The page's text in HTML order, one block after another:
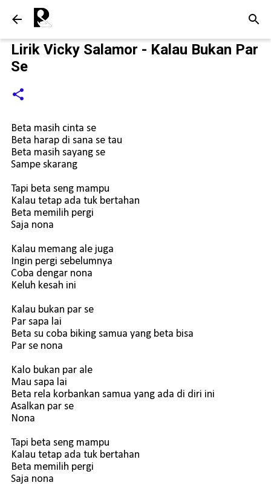
Lirik Vicky Salamor - Kalau Bukan Par
Se
Beta masih cinta se
Beta harap di sana se tau
Beta masih sayang se
Sampe skarang
Tapi beta seng mampu
Kalau tetap ada tuk bertahan
Beta memilih pergi
Saja nona
Kalau memang ale juga
Ingin pergi sebelumnya
Coba dengar nona
Keluh kesah ini
Kalau bukan par se
Par sapa lai
Beta su coba biking samua yang beta bisa
Par se nona
Kalo bukan par ale
Mau sapa lai
Beta rela korbankan samua yang ada di diri ini
Asalkan par se
Nona
Tapi beta seng mampu
Kalau tetap ada tuk bertahan
Beta memilih pergi
Saja nona